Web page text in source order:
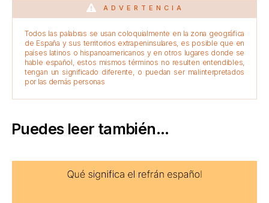
ADVERTENCIA
Todos las palabras se usan coloquialmente en la zona geográfica
de España y sus territorios extrapeninsulares, es posible que en
países latinos o hispanoamericanos y en otros lugares donde se
hable español, estos mismos términos no resulten entendibles,
tengan un significado diferente, o puedan ser malinterpretados
por las demás personas
Puedes leer también...